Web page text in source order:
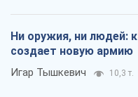
Ни оружия, ни людей:
создает новую армию
Игар Тышкевич 10,3 т.